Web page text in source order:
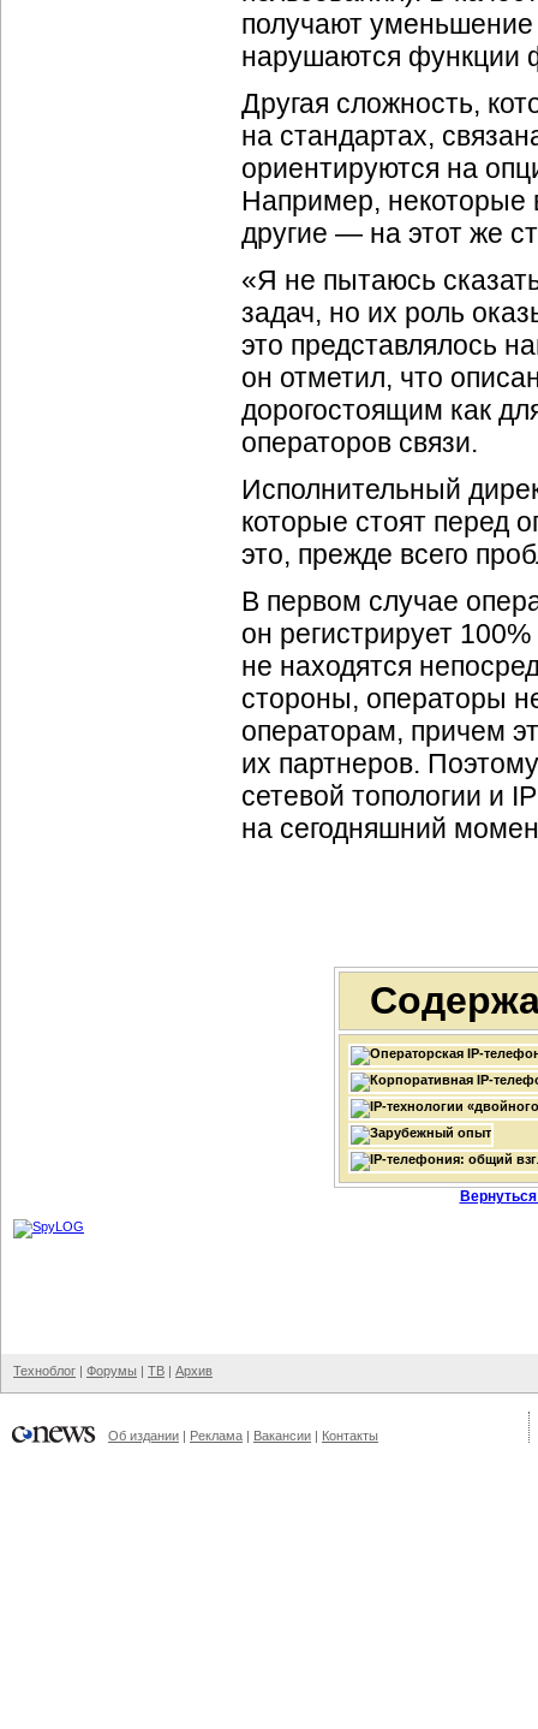
получают уменьшение
нарушаются функции
Другая сложность,
на стандартах,
ориентируются на
Например, некоторые
другие — на этот же
«Я не пытаюсь
задач, но их роль
это представлялось
он отметил, что
дорогостоящим как
операторов связи.
Исполнительный
которые стоят перед
это, прежде всего
В первом случае
он регистрирует
не находятся
стороны, операторы
операторам, причем
их партнеров.
сетевой топологии и
на сегодняшний
Техноблог | Форумы | ТВ | Архив
Об издании | Реклама | Вакансии | Контакты